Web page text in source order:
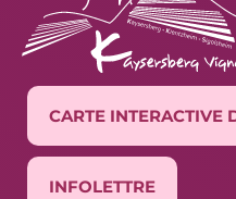
CARTE INTERACTIVE
INFOLETTRE